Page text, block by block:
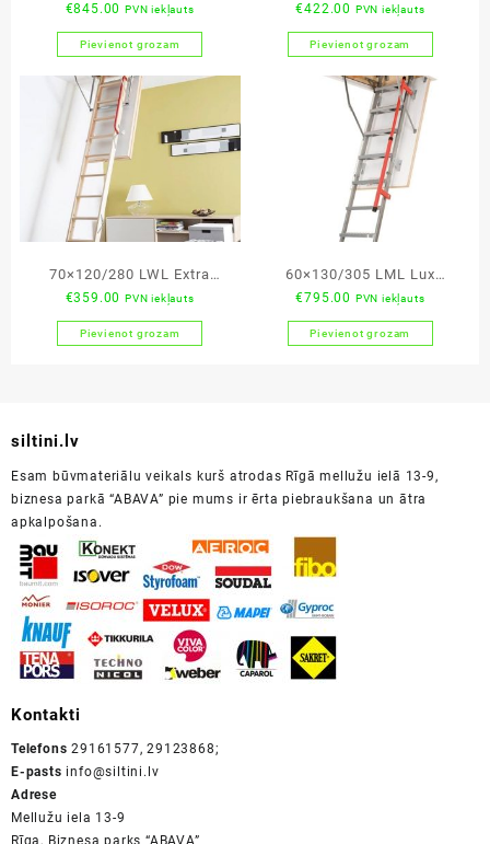
kāpnes
€845.00 PVN iekļauts
Pievienot grozam
bēniņu kāpnes
€422.00 PVN iekļauts
Pievienot grozam
70×120/280 LWL Extra
bēniņu kāpnes
€359.00 PVN iekļauts
Pievienot grozam
60×130/305 LML Lux
bēniņu kāpnes
€795.00 PVN iekļauts
Pievienot grozam
siltini.lv
Esam būvmateriālu veikals kurš atrodas Rīgā mellužu ielā 13-9,
biznesa parkā “ABAVA” pie mums ir ērta piebraukšana un ātra
apkalpošana.
Kontakti
Telefons 29161577, 29123868;
E-pasts info@siltini.lv
Adrese
Mellužu iela 13-9